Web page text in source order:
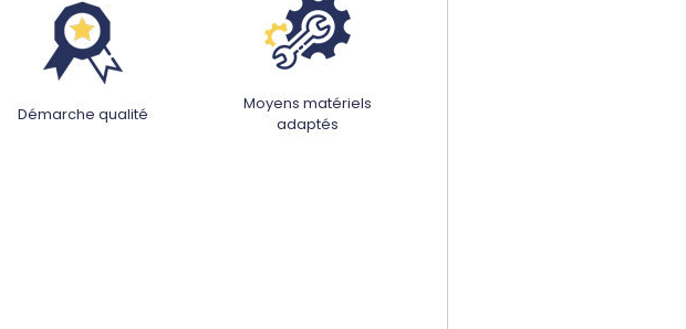
Démarche qualité
Moyens matériels
adaptés